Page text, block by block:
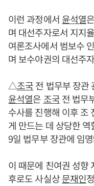
이런 과정에서 윤석열
며 대선주자로서 지지
여론조사에서 범보수
며 보수야권의 대선주
△조국전 법무부 장관
윤석열은 조국전 법무
수사를 진행해 이후 조
게 만드는 데 상당한
9일 법무부 장관에 임
이 때문에 친여권 성향
후로도 사실상문재인